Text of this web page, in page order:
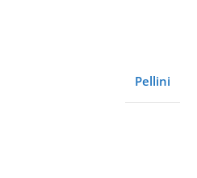
Pellini